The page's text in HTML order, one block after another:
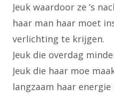
Jeuk waardoor ze ’s
haar man haar moet
verlichting te krijgen.
Jeuk die overdag
Jeuk die haar moe
langzaam haar